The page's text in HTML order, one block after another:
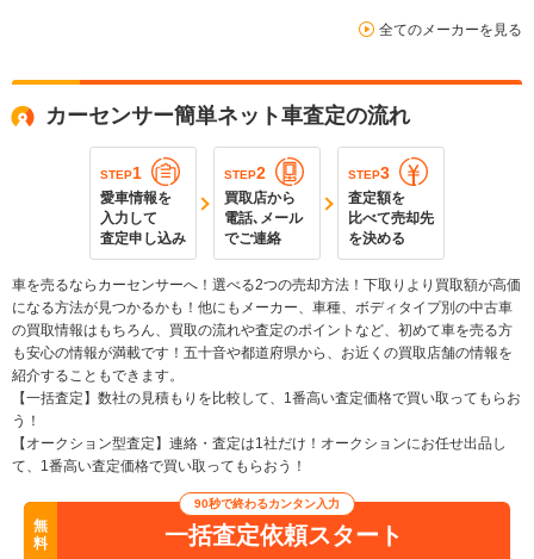
全てのメーカーを見る
カーセンサー簡単ネット車査定の流れ
STEP1
愛車情報を
入力して
査定申し込み
STEP2
買取店から
電話､メール
でご連絡
STEP3
査定額を
比べて売却先
を決める
車を売るならカーセンサーへ！選べる2つの売却方法！下取りより買取額が高価
になる方法が見つかるかも！他にもメーカー、車種、ボディタイプ別の中古車
の買取情報はもちろん、買取の流れや査定のポイントなど、初めて車を売る方
も安心の情報が満載です！五十音や都道府県から、お近くの買取店舗の情報を
紹介することもできます。
【一括査定】数社の見積もりを比較して、1番高い査定価格で買い取ってもらお
う！
【オークション型査定】連絡・査定は1社だけ！オークションにお任せ出品し
て、1番高い査定価格で買い取ってもらおう！
無
料
90秒で終わるカンタン入力
一括査定依頼スタート